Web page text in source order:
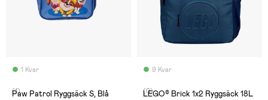
1 Kvar
(1)
Paw Patrol Ryggsäck S, Blå
9 Kvar
(0)
LEGO® Brick 1x2 Ryggsäck 18L